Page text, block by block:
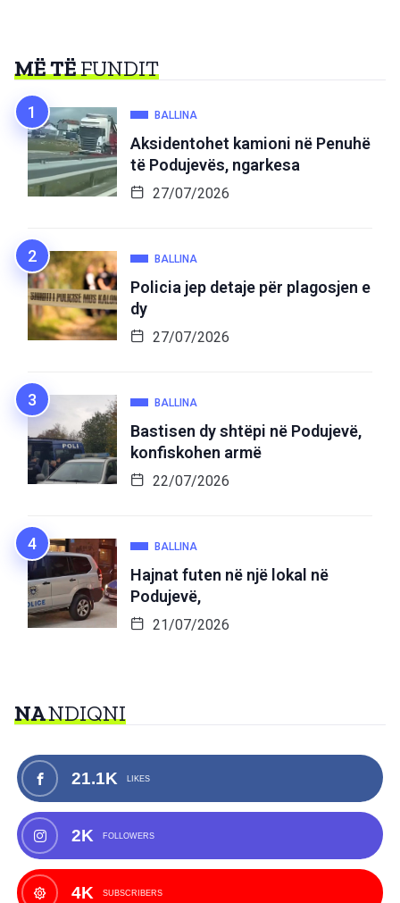
MË TËFUNDIT
BALLINA
Aksidentohet kamioni në Penuhë
të Podujevës, ngarkesa
27/07/2026
BALLINA
Policia jep detaje për plagosjen e
dy
27/07/2026
BALLINA
Bastisen dy shtëpi në Podujevë,
konfiskohen armë
22/07/2026
BALLINA
Hajnat futen në një lokal në
Podujevë,
21/07/2026
NANDIQNI
21.1K LIKES
2K FOLLOWERS
4K SUBSCRIBERS